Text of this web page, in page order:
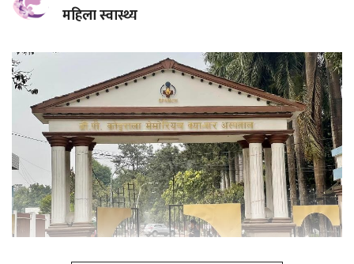
महिला स्वास्थ्य